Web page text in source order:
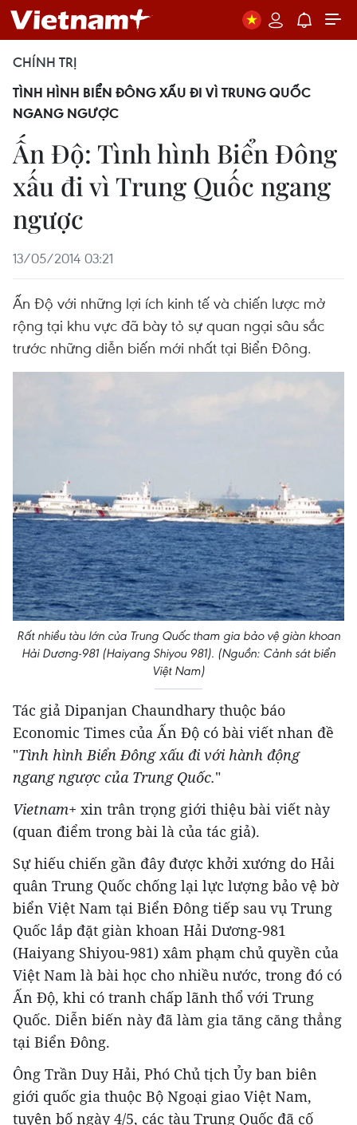
CHÍNH TRỊ
TÌNH HÌNH BIỂN ĐÔNG XẤU ĐI VÌ TRUNG QUỐC
NGANG NGƯỢC
Ấn Độ: Tình hình Biển Đông
xấu đi vì Trung Quốc ngang
ngược
13/05/2014 03:21
Ấn Độ với những lợi ích kinh tế và chiến lược mở
rộng tại khu vực đã bày tỏ sự quan ngại sâu sắc
trước những diễn biến mới nhất tại Biển Đông.
Rất nhiều tàu lớn của Trung Quốc tham gia bảo vệ giàn khoan
Hải Dương-981 (Haiyang Shiyou 981). (Nguồn: Cảnh sát biển
Việt Nam)
Tác giả Dipanjan Chaundhary thuộc báo
Economic Times của Ấn Độ có bài viết nhan đề
"Tình hình Biển Đông xấu đi với hành động
ngang ngược của Trung Quốc."
Vietnam+ xin trân trọng giới thiệu bài viết này
(quan điểm trong bài là của tác giả).
Sự hiếu chiến gần đây được khởi xướng do Hải
quân Trung Quốc chống lại lực lượng bảo vệ bờ
biển Việt Nam tại Biển Đông tiếp sau vụ Trung
Quốc lắp đặt giàn khoan Hải Dương-981
(Haiyang Shiyou-981) xâm phạm chủ quyền của
Việt Nam là bài học cho nhiều nước, trong đó có
Ấn Độ, khi có tranh chấp lãnh thổ với Trung
Quốc. Diễn biến này đã làm gia tăng căng thẳng
tại Biển Đông.
Ông Trần Duy Hải, Phó Chủ tịch Ủy ban biên
giới quốc gia thuộc Bộ Ngoại giao Việt Nam,
tuyên bố ngày 4/5, các tàu Trung Quốc đã cố